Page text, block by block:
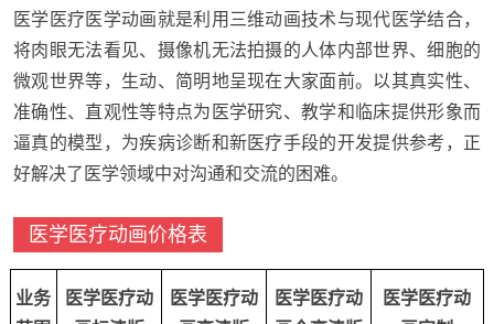
医学医疗医学动画就是利用三维动画技术与现代医学结合，
将肉眼无法看见、摄像机无法拍摄的人体内部世界、细胞的
微观世界等，生动、简明地呈现在大家面前。以其真实性、
准确性、直观性等特点为医学研究、教学和临床提供形象而
逼真的模型，为疾病诊断和新医疗手段的开发提供参考，正
好解决了医学领域中对沟通和交流的困难。
医学医疗动画价格表
业务
医学医疗动
医学医疗动
医学医疗动
医学医疗动